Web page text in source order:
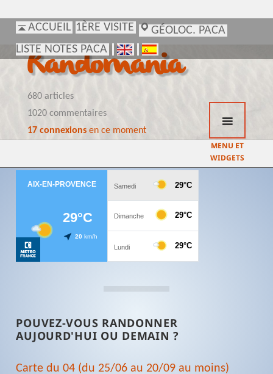
ACCUEIL 1ÈRE VISITE
GÉOLOC. PACA
LISTE NOTES PACA
Randomania
680 articles
1020 commentaires
17 connexionsen ce moment
MENU ET
WIDGETS
POUVEZ-VOUS RANDONNER
AUJOURD'HUI OU DEMAIN ?
Carte du 04 (du 25/06 au 20/09 au moins)
ACCUEIL 1ÈRE VISITE
GÉOLOC. PACA
LISTE NOTES PACA